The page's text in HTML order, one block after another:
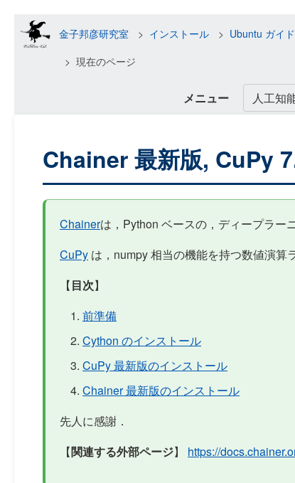
金子邦彦研究室 インストール
Ubuntu ガイ
現在のページ
メニュー 人工知
Chainer 最新版, CuPy
Chainerは，Python ベースの，ディープラー
CuPy は，numpy 相当の機能を持つ数値演算
【目次】
前準備
Cython のインストール
CuPy 最新版のインストール
Chainer 最新版のインストール
先人に感謝．
【関連する外部ページ】 https://